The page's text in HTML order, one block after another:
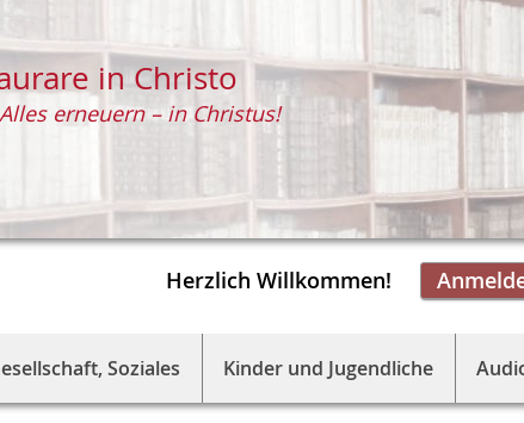
Herzlich Willkommen!
in Christo
Alles erneuern – in Christus!
Soziales Kinder und Jugendliche